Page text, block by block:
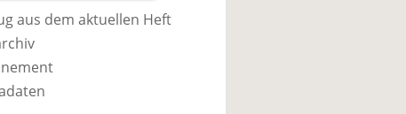
aus dem aktuellen Heft